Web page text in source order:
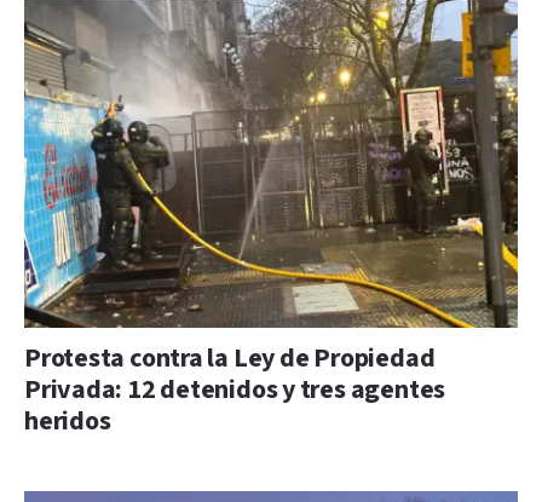
Protesta contra la Ley de Propiedad
Privada: 12 detenidos y tres agentes
heridos